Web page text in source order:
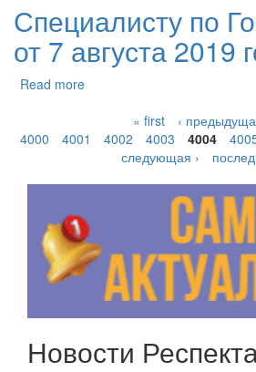
Специалисту по
от 7 августа 2019
Read more
« first
‹
4000
4001 4002 4003 4004
следующая ›
Новости